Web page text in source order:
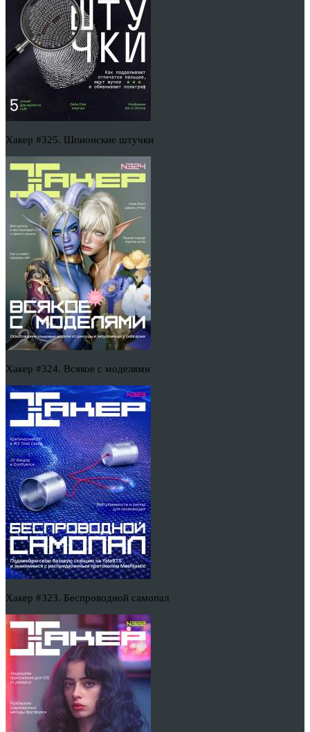
Хакер #325. Шпионские штучки
Хакер #324. Всякое с моделями
Хакер #323. Беспроводной самопал